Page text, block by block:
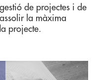
de projectes i de
la màxima
projecte.